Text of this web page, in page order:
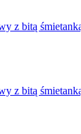
z bitą
z bitą